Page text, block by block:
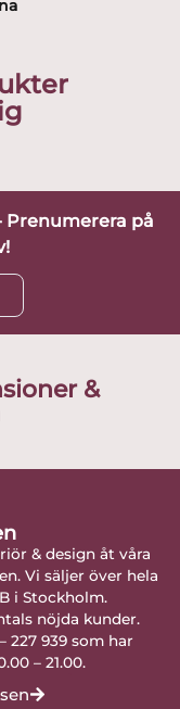
Prenumerera på
&
& design åt våra
Vi säljer över hela
i Stockholm.
nöjda kunder.
227 939 som har
– 21.00.